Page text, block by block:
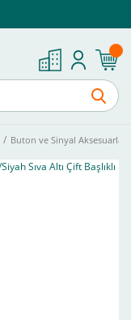
Buton ve Sinyal Aksesuarları